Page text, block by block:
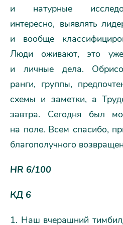
и натурные
интересно, выявлять
и вообще
Люди оживают, это
и личные дела.
ранги, группы,
схемы и заметки, а
завтра. Сегодня был
на поле. Всем спасибо,
благополучного
HR 6/100
КД 6
1. Наш вчерашний